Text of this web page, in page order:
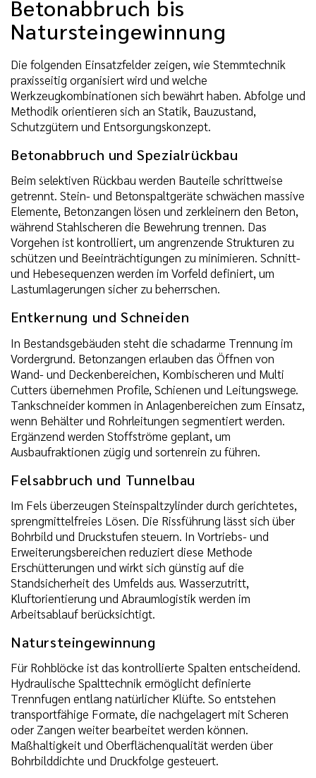
Betonabbruch bis
Natursteingewinnung
Die folgenden Einsatzfelder zeigen, wie Stemmtechnik
praxisseitig organisiert wird und welche
Werkzeugkombinationen sich bewährt haben. Abfolge und
Methodik orientieren sich an Statik, Bauzustand,
Schutzgütern und Entsorgungskonzept.
Betonabbruch und Spezialrückbau
Beim selektiven Rückbau werden Bauteile schrittweise
getrennt. Stein- und Betonspaltgeräte schwächen massive
Elemente, Betonzangen lösen und zerkleinern den Beton,
während Stahlscheren die Bewehrung trennen. Das
Vorgehen ist kontrolliert, um angrenzende Strukturen zu
schützen und Beeinträchtigungen zu minimieren. Schnitt-
und Hebesequenzen werden im Vorfeld definiert, um
Lastumlagerungen sicher zu beherrschen.
Entkernung und Schneiden
In Bestandsgebäuden steht die schadarme Trennung im
Vordergrund. Betonzangen erlauben das Öffnen von
Wand- und Deckenbereichen, Kombischeren und Multi
Cutters übernehmen Profile, Schienen und Leitungswege.
Tankschneider kommen in Anlagenbereichen zum Einsatz,
wenn Behälter und Rohrleitungen segmentiert werden.
Ergänzend werden Stoffströme geplant, um
Ausbaufraktionen zügig und sortenrein zu führen.
Felsabbruch und Tunnelbau
Im Fels überzeugen Steinspaltzylinder durch gerichtetes,
sprengmittelfreies Lösen. Die Rissführung lässt sich über
Bohrbild und Druckstufen steuern. In Vortriebs- und
Erweiterungsbereichen reduziert diese Methode
Erschütterungen und wirkt sich günstig auf die
Standsicherheit des Umfelds aus. Wasserzutritt,
Kluftorientierung und Abraumlogistik werden im
Arbeitsablauf berücksichtigt.
Natursteingewinnung
Für Rohblöcke ist das kontrollierte Spalten entscheidend.
Hydraulische Spalttechnik ermöglicht definierte
Trennfugen entlang natürlicher Klüfte. So entstehen
transportfähige Formate, die nachgelagert mit Scheren
oder Zangen weiter bearbeitet werden können.
Maßhaltigkeit und Oberflächenqualität werden über
Bohrbilddichte und Druckfolge gesteuert.